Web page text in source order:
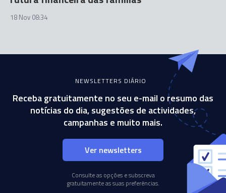
18 Nov 08:34
NEWSLETTERS DIÁRIO
Receba gratuitamente no seu e-mail o resumo das
notícias do dia, sugestões de actividades,
campanhas e muito mais.
Ver newsletters
Consulte as opções e subscreva
gratuitamente as suas preferências.